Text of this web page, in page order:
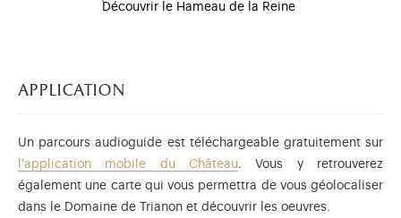
Découvrir le Hameau de la Reine
application
Un parcours audioguide est téléchargeable gratuitement sur
l'application mobile du Château. Vous y retrouverez
également une carte qui vous permettra de vous géolocaliser
dans le Domaine de Trianon et découvrir les oeuvres.